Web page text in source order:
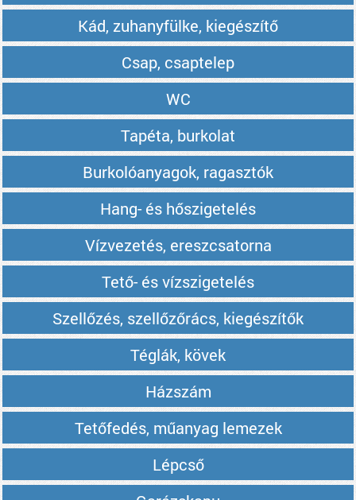
Kád, zuhanyfülke, kiegészítő
Csap, csaptelep
WC
Tapéta, burkolat
Burkolóanyagok, ragasztók
Hang- és hőszigetelés
Vízvezetés, ereszcsatorna
Tető- és vízszigetelés
Szellőzés, szellőzőrács, kiegészítők
Téglák, kövek
Házszám
Tetőfedés, műanyag lemezek
Lépcső